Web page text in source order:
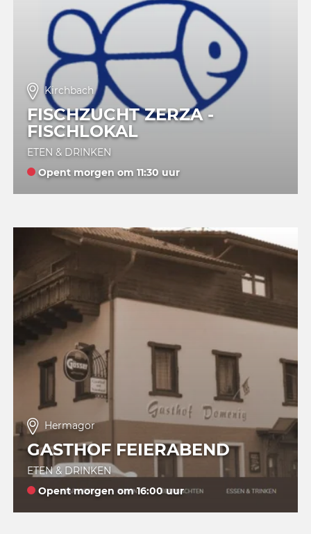
Kirchbach
FISCHZUCHT ZERZA -
FISCHLOKAL
ETEN & DRINKEN
Opent morgen om 11:30 uur
Hermagor
GASTHOF FEIERABEND
ETEN & DRINKEN
Opent morgen om 16:00 uur